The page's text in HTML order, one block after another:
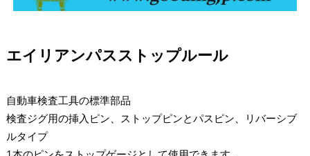
エイリアンパスストップルール
自動車検査工具の標準部品
検査ジグ用の挿入ピン、ストップピンとパスピン、リバーシブ
ルタイプ